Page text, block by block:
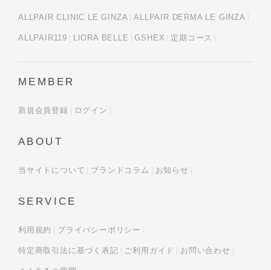
ALLPAIR CLINIC LE GINZA ALLPAIR DERMA LE GINZA
ALLPAIR119 LIORA BELLE GSHEX 定期コース
MEMBER
新規会員登録 ログイン
ABOUT
当サイトについて ブランドコラム お知らせ
SERVICE
利用規約 プライバシーポリシー
特定商取引法に基づく表記 ご利用ガイド お問い合わせ